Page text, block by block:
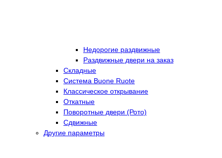
Недорогие раздвижные
Раздвижные двери на заказ
Складные
Cистема Buone Ruote
Классическое открывание
Откатные
Поворотные двери (Рото)
Сдвижные
Другие параметры